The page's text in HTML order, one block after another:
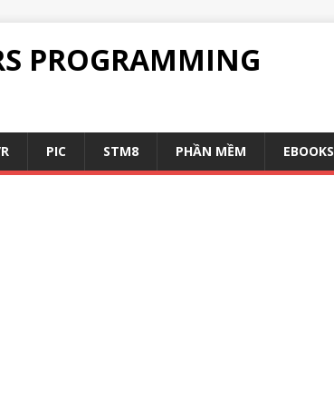
PROGRAMMING
PIC STM8 PHẦN MỀM EBOOKS